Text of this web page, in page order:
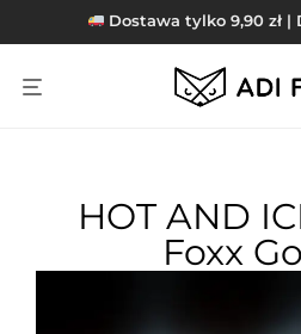
Dostawa tylko 9,90 zł |
HOT AND
Foxx